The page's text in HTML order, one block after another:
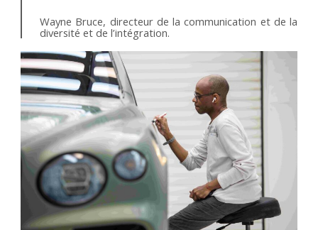
Wayne Bruce, directeur de la communication et de la
diversité et de l’intégration.